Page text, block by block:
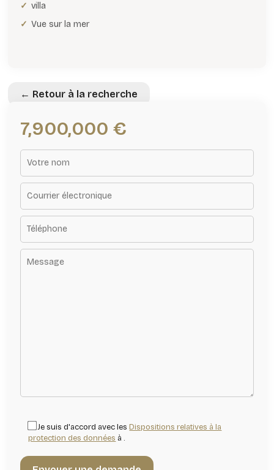
villa
Vue sur la mer
← Retour à la recherche
7,900,000 €
Je suis d'accord avec lesDispositions relatives à la
protection des données à .